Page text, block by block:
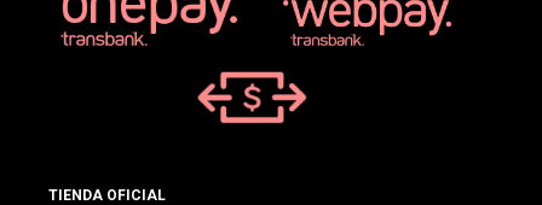
TIENDA OFICIAL